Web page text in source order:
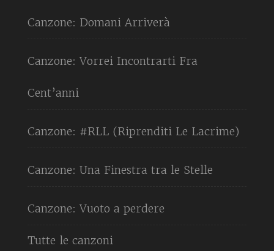
Canzone: Domani Arriverà
Canzone: Vorrei Incontrarti Fra
Cent’anni
Canzone: #RLL (Riprenditi Le Lacrime)
Canzone: Una Finestra tra le Stelle
Canzone: Vuoto a perdere
Tutte le canzoni